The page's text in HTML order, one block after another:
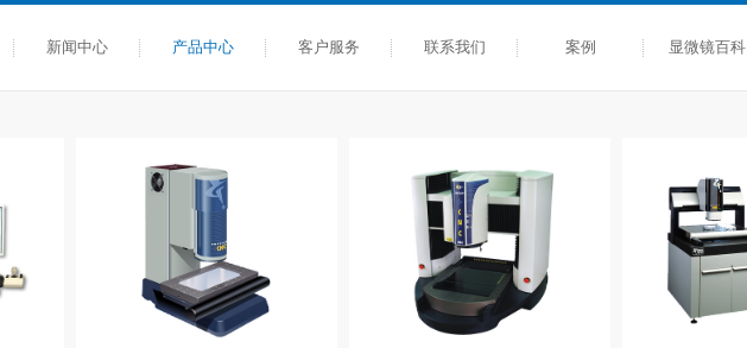
新闻中心 产品中心 客户服务 联系我们 案例 显微镜百科